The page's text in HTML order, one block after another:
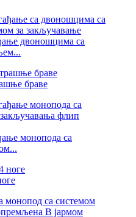
двоношцима са
браве
монопода са